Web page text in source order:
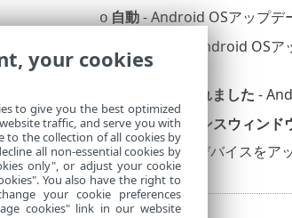
o自動- Android OSアップデ
- Android OSア
ます。
30日間延期されました -
• 毎日のメンテナンスウィンド
• フリーズ期間 - デバイスをア
your cookies
to give you the best optimized
traffic, and serve you with
to the collection of all cookies by
all non-essential cookies by
only", or adjust your cookie
You also have the right to
your cookie preferences
cookies" link in our website